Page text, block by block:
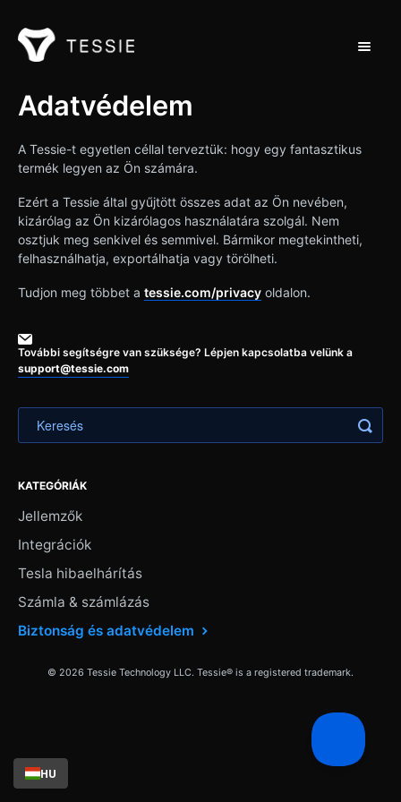
Toggle
Támogatás Home
Kapcsolat
Adatvédelem
A Tessie-t egyetlen céllal terveztük: hogy egy fantasztikus
termék legyen az Ön számára.
Ezért a Tessie által gyűjtött összes adat az Ön nevében,
kizárólag az Ön kizárólagos használatára szolgál. Nem
osztjuk meg senkivel és semmivel. Bármikor megtekintheti,
felhasználhatja, exportálhatja vagy törölheti.
Tudjon meg többet a tessie.com/privacy oldalon.
További segítségre van szüksége? Lépjen kapcsolatba velünk a
support@tessie.com
KATEGÓRIÁK
Jellemzők
Integrációk
Tesla hibaelhárítás
Számla & számlázás
Biztonság és adatvédelem
© 2026 Tessie Technology LLC. Tessie® is a registered trademark.
HU